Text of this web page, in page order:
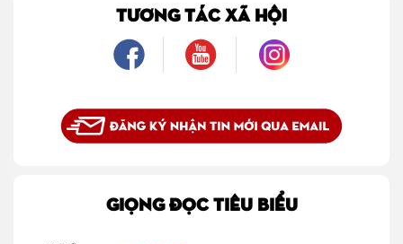
TƯƠNG TÁC XÃ HỘI
GIỌNG ĐỌC TIÊU BIỂU